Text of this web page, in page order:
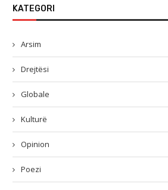
KATEGORI
Arsim
Drejtësi
Globale
Kulturë
Opinion
Poezi